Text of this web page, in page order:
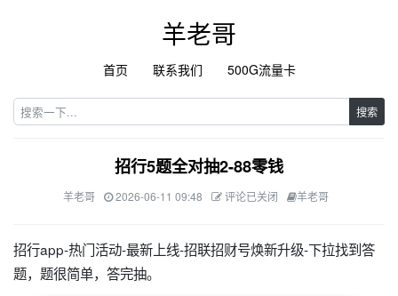
羊老哥
首页 联系我们 500G流量卡
搜索
招行5题全对抽2-88零钱
羊老哥 2026-06-11 09:48 评论已关闭 羊老哥
招行app-热门活动-最新上线-招联招财号焕新升级-下拉找到答
题，题很简单，答完抽。